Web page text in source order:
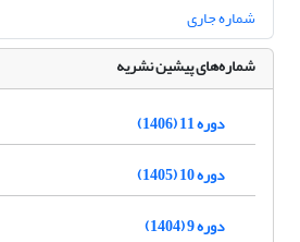
شماره جاری
شماره‌های پیشین نشریه
دوره 11 (1406)
دوره 10 (1405)
دوره 9 (1404)